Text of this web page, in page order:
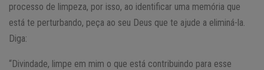
processo de limpeza, por isso, ao identificar uma memória que
está te perturbando, peça ao seu Deus que te ajude a eliminá-la.
Diga:
“Divindade, limpe em mim o que está contribuindo para esse